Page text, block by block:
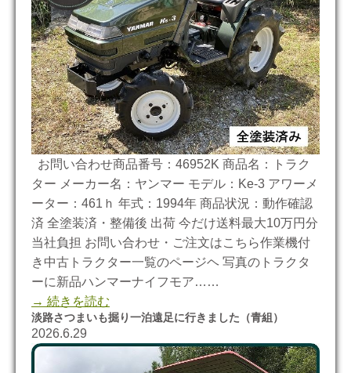
お問い合わせ商品番号：46952K 商品名：トラク
ター メーカー名：ヤンマー モデル：Ke-3 アワーメ
ーター：461ｈ 年式：1994年 商品状況：動作確認
済 全塗装済・整備後 出荷 今だけ送料最大10万円分
当社負担 お問い合わせ・ご注文はこちら作業機付
き中古トラクター一覧のページヘ 写真のトラクタ
ーに新品ハンマーナイフモア……
→ 続きを読む
淡路さつまいも掘り一泊遠足に行きました（青組）
2026.6.29